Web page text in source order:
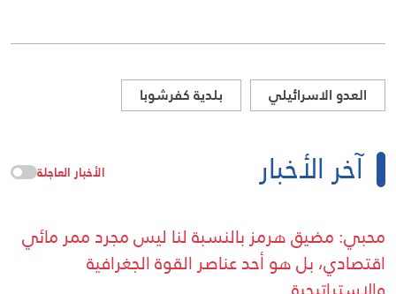
العدو الاسرائيلي بلدية كفرشوبا
آخر الأخبار الأخبار العاجلة
محبي: مضيق هرمز بالنسبة لنا ليس مجرد ممر مائي
اقتصادي، بل هو أحد عناصر القوة الجغرافية